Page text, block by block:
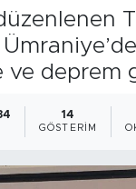
deprem
14
GÖSTERIM